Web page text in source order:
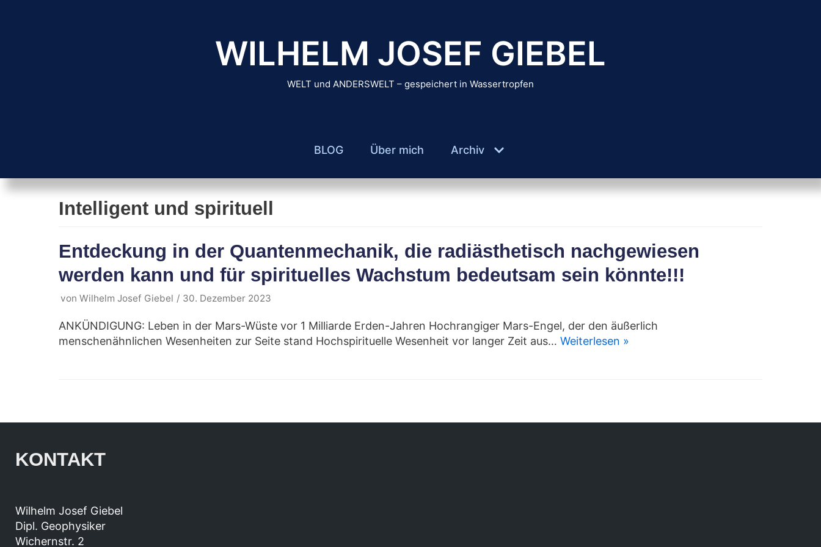
WILHELM JOSEF GIEBEL
WELT und ANDERSWELT – gespeichert in Wassertropfen
BLOG Über mich Archiv
Intelligent und spirituell
Entdeckung in der Quantenmechanik, die radiästhetisch nachgewiesen
werden kann und für spirituelles Wachstum bedeutsam sein könnte!!!
von Wilhelm Josef Giebel 30. Dezember 2023
ANKÜNDIGUNG: Leben in der Mars-Wüste vor 1 Milliarde Erden-Jahren Hochrangiger Mars-Engel, der den äußerlich
menschenähnlichen Wesenheiten zur Seite stand Hochspirituelle Wesenheit vor langer Zeit aus… Weiterlesen »
KONTAKT
Wilhelm Josef Giebel
Dipl. Geophysiker
Wichernstr. 2